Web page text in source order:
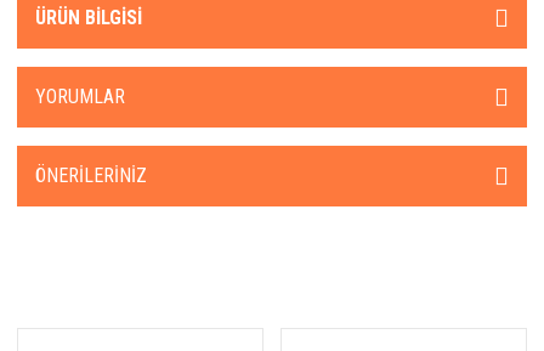
ÜRÜN BILGISI
YORUMLAR
ÖNERILERINIZ